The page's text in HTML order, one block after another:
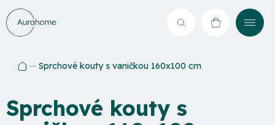
Přejít
na
obsah
Hledat NÁKUPNÍ
Sprchové kouty s vaničkou 160x100 cm
Sprchové kouty s